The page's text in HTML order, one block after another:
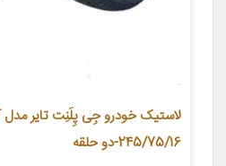
245/75/16-دو حلقه